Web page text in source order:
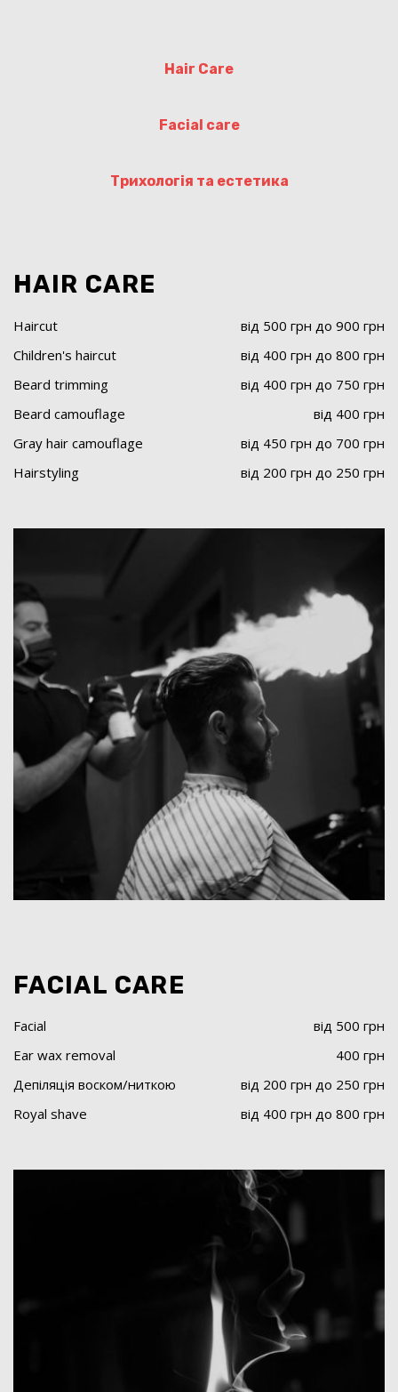
Hair Care
Facial care
Трихологія та естетика
HAIR CARE
Haircut
від 500 грн до 900 грн
Children's haircut
від 400 грн до 800 грн
Beard trimming
від 400 грн до 750 грн
Beard camouflage
від 400 грн
Gray hair camouflage
від 450 грн до 700 грн
Hairstyling
від 200 грн до 250 грн
FACIAL CARE
Facial
від 500 грн
Ear wax removal
400 грн
Депіляція воском/ниткою
від 200 грн до 250 грн
Royal shave
від 400 грн до 800 грн